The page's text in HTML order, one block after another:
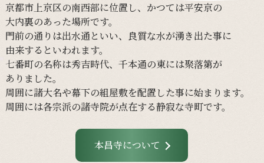
京都市上京区の南西部に位置し、 かつては平安京の
大内裏のあった場所です。
門前の通りは出水通といい、 良質な水が湧き出た事に
由来するといわれます。
七番町の名称は秀吉時代、 千本通の東には聚落第が
ありました。
周囲に諸大名や幕下の組屋敷を配置した事に始まります。
周囲には各宗派の諸寺院が点在する静寂な寺町です。
本昌寺について